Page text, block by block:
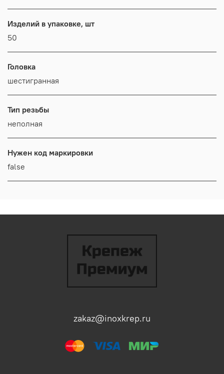
Изделий в упаковке, шт
50
Головка
шестигранная
Тип резьбы
неполная
Нужен код маркировки
false
zakaz@inoxkrep.ru